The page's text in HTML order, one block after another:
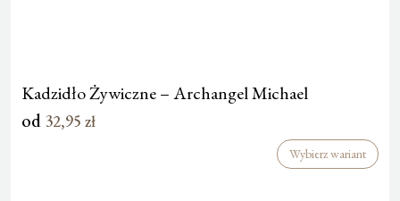
Kadzidło Żywiczne – Archangel Michael
od 32,95 zł
Wybierz wariant